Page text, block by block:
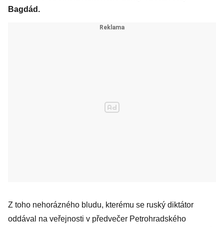
Bagdád.
Z toho nehorázného bludu, kterému se ruský diktátor
oddával na veřejnosti v předvečer Petrohradského